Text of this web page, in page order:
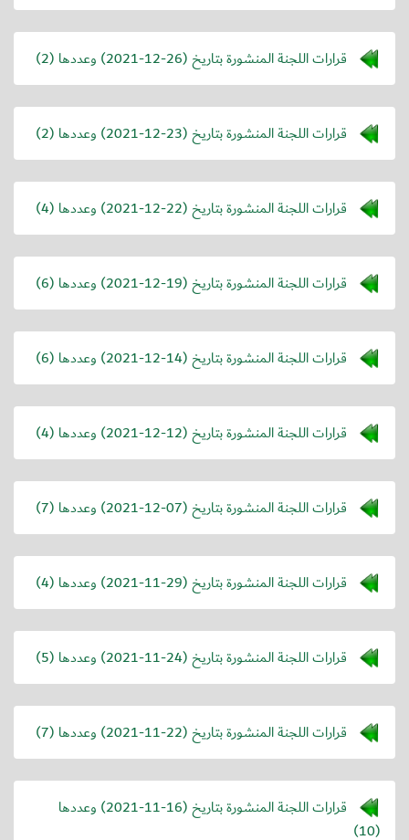
قرارات اللجنة المنشورة بتاريخ (2021-12-26) وعددها (2)
قرارات اللجنة المنشورة بتاريخ (2021-12-23) وعددها (2)
قرارات اللجنة المنشورة بتاريخ (2021-12-22) وعددها (4)
قرارات اللجنة المنشورة بتاريخ (2021-12-19) وعددها (6)
قرارات اللجنة المنشورة بتاريخ (2021-12-14) وعددها (6)
قرارات اللجنة المنشورة بتاريخ (2021-12-12) وعددها (4)
قرارات اللجنة المنشورة بتاريخ (2021-12-07) وعددها (7)
قرارات اللجنة المنشورة بتاريخ (2021-11-29) وعددها (4)
قرارات اللجنة المنشورة بتاريخ (2021-11-24) وعددها (5)
قرارات اللجنة المنشورة بتاريخ (2021-11-22) وعددها (7)
قرارات اللجنة المنشورة بتاريخ (2021-11-16) وعددها
(10)